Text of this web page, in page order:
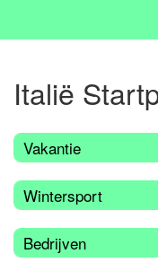
Italië
Vakantie
Wintersport
Bedrijven